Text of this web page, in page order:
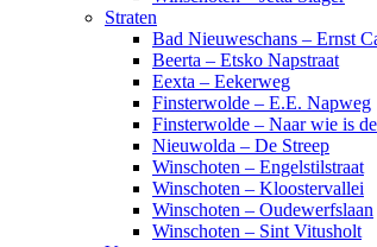
Straten
Bad Nieuweschans – Ernst
Beerta – Etsko Napstraat
Eexta – Eekerweg
Finsterwolde – E.E. Napweg
Finsterwolde – Naar wie is
Nieuwolda – De Streep
Winschoten – Engelstilstraat
Winschoten – Kloostervallei
Winschoten – Oudewerfslaan
Winschoten – Sint Vitusholt